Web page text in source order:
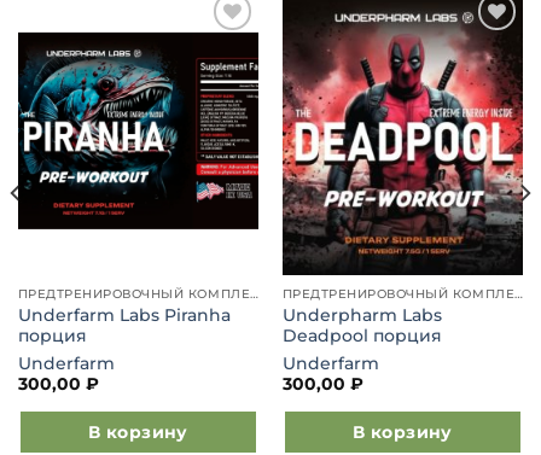
в список
желаний
ПРЕДТРЕНИРОВОЧНЫЙ КОМПЛЕКС
Underfarm Labs Piranha
порция
Underfarm
300,00 ₽
В корзину
Добавить
в список
желаний
ПРЕДТРЕНИРОВОЧНЫЙ КОМПЛЕКС
Underpharm Labs
Deadpool порция
Underfarm
300,00 ₽
В корзину